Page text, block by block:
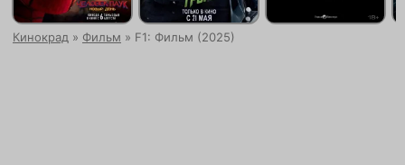
Кинокрад » Фильм » F1: Фильм (2025)